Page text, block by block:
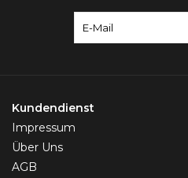
Kundendienst
Impressum
Über Uns
AGB